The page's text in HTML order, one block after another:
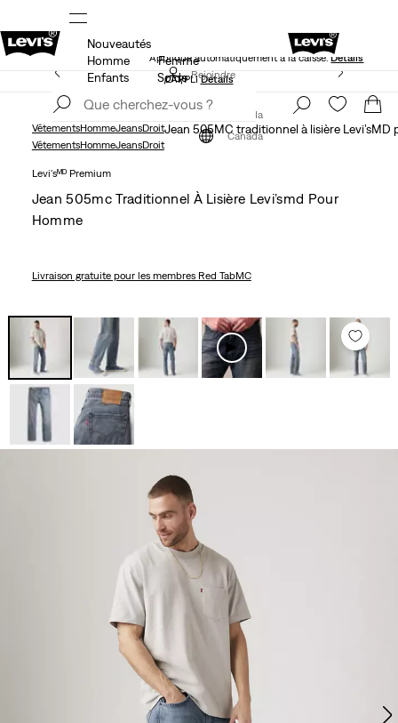
40 % DE RABAIS ADDITIONNEL SUR LES SOLDES.
Appliqué automatiquement à la caisse.Détails
Rejoindre
Canada
Nouveautés
Homme
Femme
Enfants
Solde
LE MEILLEUR DE LEVI'SMD – MAINTENANT DANS
L’APPLIDétails
maintenant
Canada
VêtementsHommeJeansDroitJean 505MC traditionnel à lisière Levi’sMD
VêtementsHommeJeansDroit
Levi'sᴹᴰ Premium
Jean 505mc Traditionnel À Lisière Levi’smd Pour
Homme
Livraison gratuitepour les membres Red TabMC